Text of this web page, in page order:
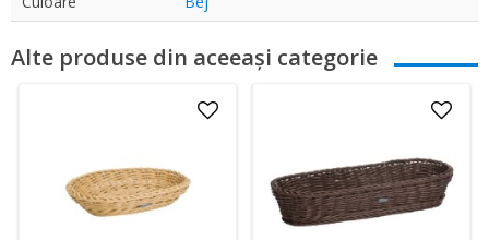
Alte produse din aceeași categorie